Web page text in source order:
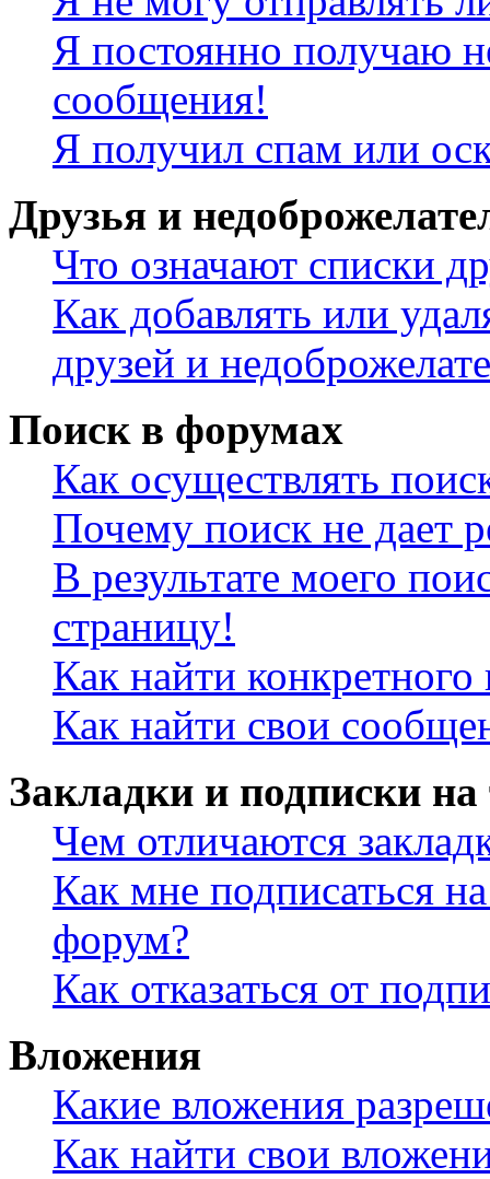
Я постоянно получаю
сообщения!
Я получил спам или
Друзья и
Что означают списки
Как добавлять или
друзей и
Поиск в форумах
Как осуществлять
Почему поиск не дает
В результате моего
страницу!
Как найти конкретного
Как найти свои
Закладки и подписки
Чем отличаются
Как мне подписаться
форум?
Как отказаться от
Вложения
Какие вложения
Как найти свои